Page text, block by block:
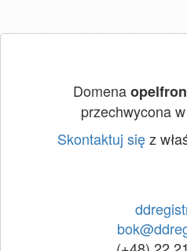
Domena
przechwycona w
Skontaktuj sięz